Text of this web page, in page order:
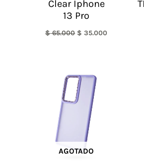
Clear Iphone
13 Pro
$65.000 $ 35.000
AGOTADO